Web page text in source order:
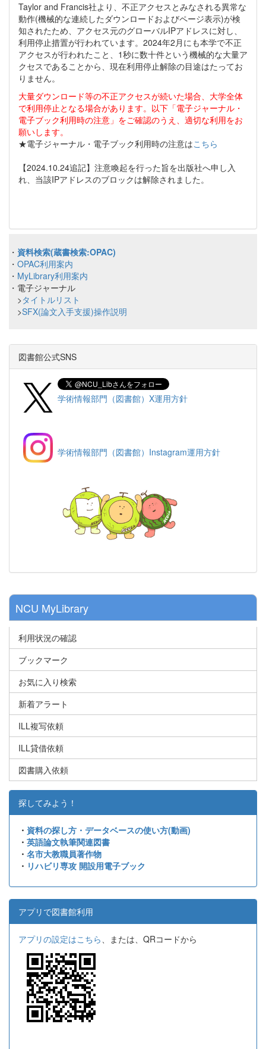
Taylor and Francis社より、不正アクセスとみなされる異常な
動作(機械的な連続したダウンロードおよびページ表示)が検
知されたため、アクセス元のグローバルIPアドレスに対し、
利用停止措置が行われています。2024年2月にも本学で不正
アクセスが行われたこと、1秒に数十件という機械的な大量ア
クセスであることから、現在利用停止解除の目途はたってお
りません。
大量ダウンロード等の不正アクセスが続いた場合、大学全体
で利用停止となる場合があります。以下「電子ジャーナル・
電子ブック利用時の注意」をご確認のうえ、適切な利用をお
願いします。
★電子ジャーナル・電子ブック利用時の注意はこちら
【2024.10.24追記】注意喚起を行った旨を出版社へ申し入
れ、当該IPアドレスのブロックは解除されました。
・ 資料検索(蔵書検索:OPAC)
・ OPAC利用案内
・ MyLibrary利用案内
・電子ジャーナル
>タイトルリスト
>SFX(論文入手支援)操作説明
図書館公式SNS
学術情報部門（図書館）X運用方針
学術情報部門（図書館）Instagram運用方針
NCU MyLibrary
利用状況の確認
ブックマーク
お気に入り検索
新着アラート
ILL複写依頼
ILL貸借依頼
図書購入依頼
探してみよう！
・ 資料の探し方・データベースの使い方(動画)
・ 英語論文執筆関連図書
・ 名市大教職員著作物
・ リハビリ専攻 開設用電子ブック
アプリで図書館利用
アプリの設定はこちら、または、QRコードから